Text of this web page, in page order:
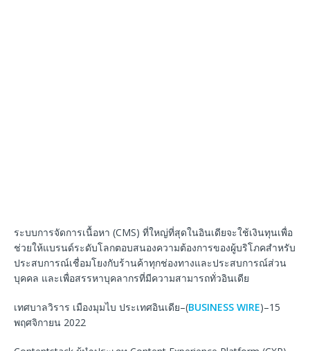
ระบบการจัดการเนื้อหา (CMS) ที่ใหญ่ที่สุดในอินเดียจะใช้เงินทุนเพื่อ
ช่วยให้แบรนด์ระดับโลกตอบสนองความต้องการของผู้บริโภคสำหรับ
ประสบการณ์เชื่อมโยงกับร้านค้าทุกช่องทางและประสบการณ์ส่วน
บุคคล และเพื่อสรรหาบุคลากรที่มีความสามารถทั่วอินเดีย
เทศบาลวิราร เมืองมุมไบ ประเทศอินเดีย–(BUSINESS WIRE)–15
พฤศจิกายน 2022